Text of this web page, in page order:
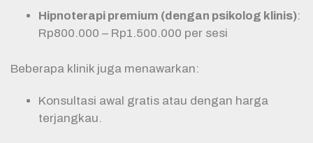
Hipnoterapi premium (dengan psikolog klinis):
Rp800.000 – Rp1.500.000 per sesi
Beberapa klinik juga menawarkan:
Konsultasi awal gratis atau dengan harga
terjangkau.